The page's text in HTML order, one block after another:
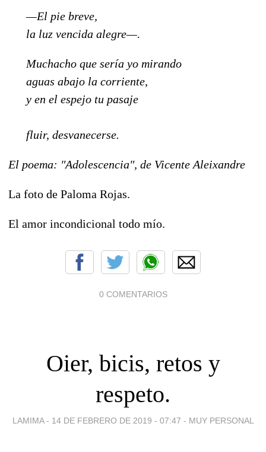
—El pie breve,
la luz vencida alegre—.
Muchacho que sería yo mirando
aguas abajo la corriente,
y en el espejo tu pasaje
fluir, desvanecerse.
El poema: "Adolescencia", de Vicente Aleixandre
La foto de Paloma Rojas.
El amor incondicional todo mío.
0 COMENTARIOS
Oier, bicis, retos y
respeto.
LAMIMA - 14 DE FEBRERO DE 2019 - 07:47 - MUY PERSONAL